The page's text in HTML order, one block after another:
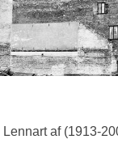
af (1913-